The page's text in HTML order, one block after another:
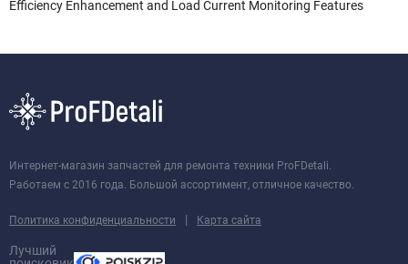
Efficiency Enhancement and Load Current Monitoring Features
Интернет-магазин запчастей для ремонта техники ProFDetali.
Работаем с 2016 года. Большой ассортимент, отличное качество.
Политика конфиденциальности | Карта сайта
Лучший